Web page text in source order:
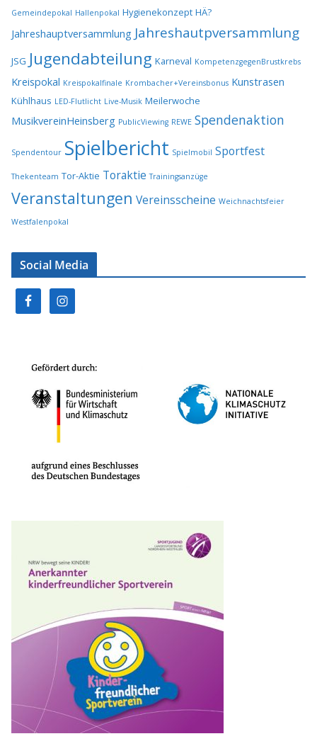
Gemeindepokal Hallenpokal Hygienekonzept HÄ?
Jahreshauptversammlung Jahreshautpversammlung
JSG Jugendabteilung Karneval KompetenzgegenBrustkrebs
Kreispokal Kreispokalfinale Krombacher+Vereinsbonus Kunstrasen
Kühlhaus LED-Flutlicht Live-Musik Meilerwoche
MusikvereinHeinsberg PublicViewing REWE Spendenaktion
Spendentour Spielbericht Spielmobil Sportfest
Thekenteam Tor-Aktie Toraktie Trainingsanzüge
Veranstaltungen Vereinsscheine Weichnachtsfeier
Westfalenpokal
Social Media